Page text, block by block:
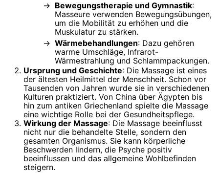
Bewegungstherapie und Gymnastik:
Masseure verwenden Bewegungsübungen,
um die Mobilität zu erhöhen und die
Muskulatur zu stärken.
Wärmebehandlungen: Dazu gehören
warme Umschläge, Infrarot-
Wärmestrahlung und Schlammpackungen.
Ursprung und Geschichte: Die Massage ist eines
der ältesten Heilmittel der Menschheit. Schon vor
Tausenden von Jahren wurde sie in verschiedenen
Kulturen praktiziert. Von China über Ägypten bis
hin zum antiken Griechenland spielte die Massage
eine wichtige Rolle bei der Gesundheitspflege.
Wirkung der Massage: Die Massage beeinflusst
nicht nur die behandelte Stelle, sondern den
gesamten Organismus. Sie kann körperliche
Beschwerden lindern, die Psyche positiv
beeinflussen und das allgemeine Wohlbefinden
steigern.